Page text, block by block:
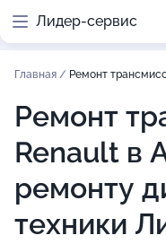
Лидер-сервис
Главная / Ремонт
Ремонт
Renault в
ремонту
техники